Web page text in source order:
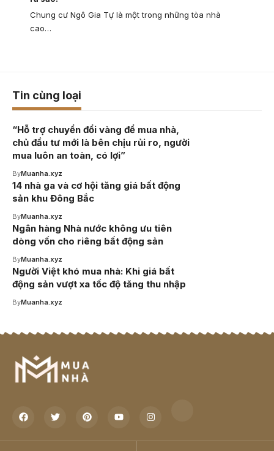
Chung cư Ngô Gia Tự là một trong những tòa nhà
cao…
Tin cùng loại
“Hỗ trợ chuyển đổi vàng để mua nhà,
chủ đầu tư mới là bên chịu rủi ro, người
mua luôn an toàn, có lợi”
ByMuanha.xyz
14 nhà ga và cơ hội tăng giá bất động
sản khu Đông Bắc
ByMuanha.xyz
Ngân hàng Nhà nước không ưu tiên
dòng vốn cho riêng bất động sản
ByMuanha.xyz
Người Việt khó mua nhà: Khi giá bất
động sản vượt xa tốc độ tăng thu nhập
ByMuanha.xyz